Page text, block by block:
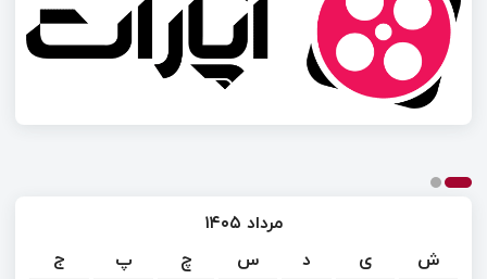
مرداد ۱۴۰۵
ش
ی د س چ پ
ج